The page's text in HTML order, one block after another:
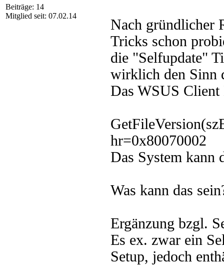
Beiträge: 14
Mitglied seit: 07.02.14
Nach gründlicher
Tricks schon
die "Selfupdate"
wirklich den Sinn
Das WSUS
hr=0x80070002
Das System kann
Was kann das
Ergänzung bzgl.
Es ex. zwar ein
Setup, jedoch